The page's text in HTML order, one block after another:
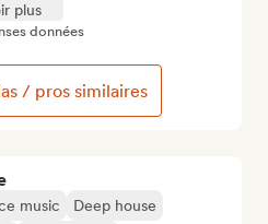
music
Deep house
plus
données
/ pros similaires